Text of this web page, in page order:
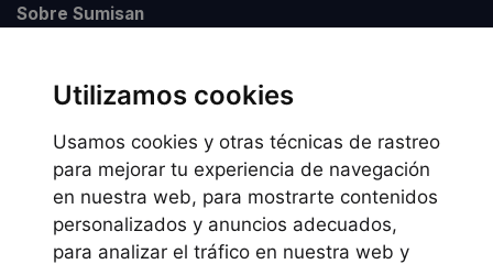
Utilizamos cookies
Usamos cookies y otras técnicas de rastreo
para mejorar tu experiencia de navegación
en nuestra web, para mostrarte contenidos
personalizados y anuncios adecuados,
para analizar el tráfico en nuestra web y
Sobre Sumisan
Información legal
Preguntas frecuentes
Política de Cookies